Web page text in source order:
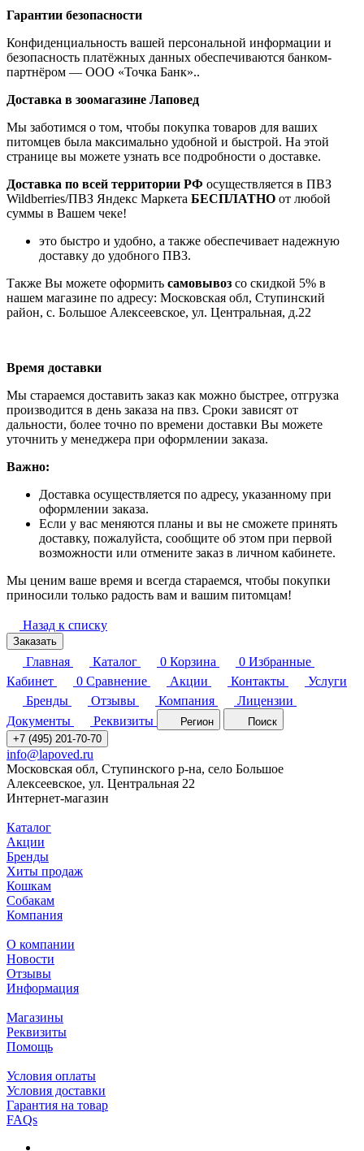
Гарантии безопасности
Конфиденциальность вашей персональной информации и
безопасность платёжных данных обеспечиваются банком-
партнёром — ООО «Точка Банк»..
Доставка в зоомагазине Лаповед
Мы заботимся о том, чтобы покупка товаров для ваших
питомцев была максимально удобной и быстрой. На этой
странице вы можете узнать все подробности о доставке.
Доставка по всей территории РФ осуществляется в ПВЗ
Wildberries/ПВЗ Яндекс Маркета БЕСПЛАТНО от любой
суммы в Вашем чеке!
это быстро и удобно, а также обеспечивает надежную
доставку до удобного ПВ3.
Также Вы можете оформить самовывоз со скидкой 5% в
нашем магазине по адресу: Московская обл, Ступинский
район, с. Большое Алексеевское, ул. Центральная, д.22
Время доставки
Мы стараемся доставить заказ как можно быстрее, отгрузка
производится в день заказа на пвз. Сроки зависят от
дальности, более точно по времени доставки Вы можете
уточнить у менеджера при оформлении заказа.
Важно:
Доставка осуществляется по адресу, указанному при
оформлении заказа.
Если у вас меняются планы и вы не сможете принять
доставку, пожалуйста, сообщите об этом при первой
возможности или отмените заказ в личном кабинете.
Мы ценим ваше время и всегда стараемся, чтобы покупки
приносили только радость вам и вашим питомцам!
Назад к списку
Заказать
Главная Каталог 0 Корзина 0 Избранные
Кабинет
0 Сравнение Акции Контакты
Услуги
Бренды
Отзывы Компания
Лицензии
Документы
Реквизиты Регион
Поиск
+7 (495) 201-70-70
info@lapoved.ru
Московская обл, Ступинского р-на, село Большое
Алексеевское, ул. Центральная 22
Интернет-магазин
Каталог
Акции
Бренды
Хиты продаж
Кошкам
Собакам
Компания
О компании
Новости
Отзывы
Информация
Магазины
Реквизиты
Помощь
Условия оплаты
Условия доставки
Гарантия на товар
FAQs